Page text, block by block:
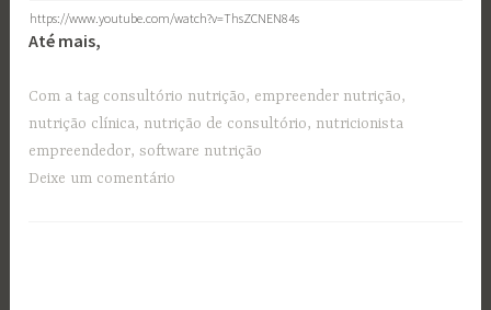
https://www.youtube.com/watch?v=ThsZCNEN84s
Até mais,
Com a tag consultório nutrição, empreender nutrição,
nutrição clínica, nutrição de consultório, nutricionista
empreendedor,software nutrição
Deixe um comentário